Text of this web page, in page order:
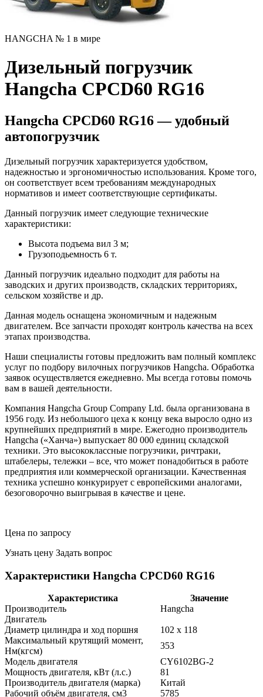
HANGCHA № 1 в мире
Дизельный погрузчик
Hangcha CPCD60 RG16
Hangcha CPCD60 RG16 — удобный
автопогрузчик
Дизельный погрузчик характеризуется удобством,
надежностью и эргономичностью использования. Кроме того,
он соответствует всем требованиям международных
нормативов и имеет соответствующие сертификаты.
Данный погрузчик имеет следующие технические
характеристики:
Высота подъема вил 3 м;
Грузоподьемность 6 т.
Данный погрузчик идеально подходит для работы на
заводских и других производств, складских территориях,
сельском хозяйстве и др.
Данная модель оснащена экономичным и надежным
двигателем. Все запчасти проходят контроль качества на всех
этапах производства.
Наши специалисты готовы предложить вам полный комплекс
услуг по подбору вилочных погрузчиков Hangcha. Обработка
заявок осуществляется ежедневно. Мы всегда готовы помочь
вам в вашей деятельности.
Компания Hangcha Group Company Ltd. была организована в
1956 году. Из небольшого цеха к концу века выросло одно из
крупнейших предприятий в мире. Ежегодно производитель
Hangcha («Ханча») выпускает 80 000 единиц складской
техники. Это высококлассные погрузчики, ричтраки,
штабелеры, тележки – все, что может понадобиться в работе
предприятия или коммерческой организации. Качественная
техника успешно конкурирует с европейскими аналогами,
безоговорочно выигрывая в качестве и цене.
Цена по запросу
Узнать цену Задать вопрос
Характеристики Hangcha CPCD60 RG16
Характеристика
Значение
Производитель
Hangcha
Двигатель
Диаметр цилиндра и ход поршня
102 x 118
Максимальный крутящий момент,
Нм(кгсм)
353
Модель двигателя
CY6102BG-2
Мощность двигателя, кВт (л.с.)
81
Производитель двигателя (марка)
Китай
Рабочий объём двигателя, см3
5785